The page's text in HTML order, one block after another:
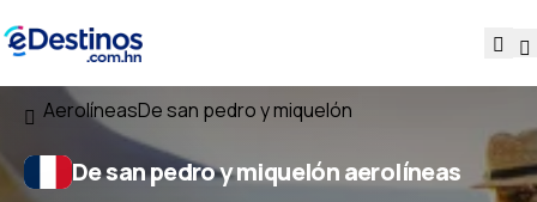
AerolíneasDe san pedro y miquelón
De san pedro y miquelón aerolíneas